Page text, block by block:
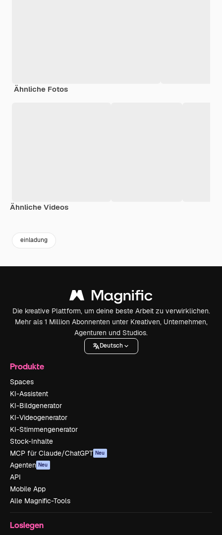
Ähnliche Fotos
Ähnliche Videos
einladung
Die kreative Plattform, um deine beste Arbeit zu verwirklichen.
Mehr als 1 Million Abonnenten unter Kreativen, Unternehmen,
Agenturen und Studios.
Deutsch
Produkte
Spaces
KI-Assistent
KI-Bildgenerator
KI-Videogenerator
KI-Stimmengenerator
Stock-Inhalte
MCP für Claude/ChatGPT Neu
Agenten Neu
API
Mobile App
Alle Magnific-Tools
Loslegen